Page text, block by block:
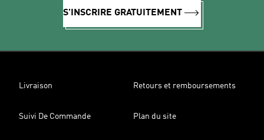
S'INSCRIRE GRATUITEMENT
Livraison Retours et remboursements
Suivi De Commande Plan du site